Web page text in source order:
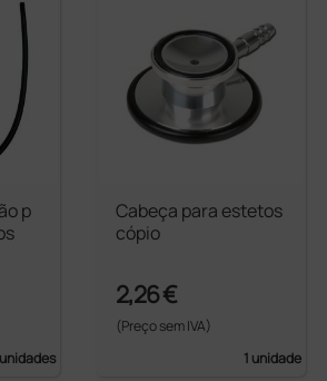
p
Cabeça para estetos
cópio
2,26 €
(Preço sem IVA)
1 unidade